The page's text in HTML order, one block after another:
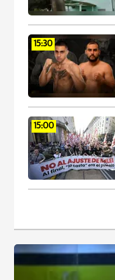
15:30
15:00